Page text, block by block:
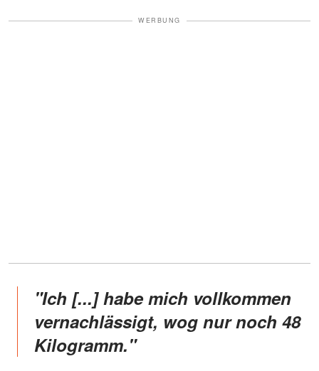
WERBUNG
"Ich [...] habe mich vollkommen
vernachlässigt, wog nur noch 48
Kilogramm."